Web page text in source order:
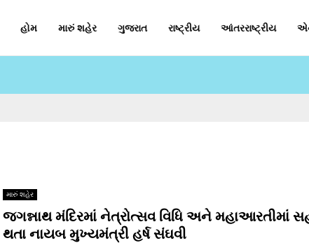
હોમ મારું શહેર ગુજરાત રાષ્ટ્રીય આંતરરાષ્ટ્રીય
મારું શહેર
જગન્નાથ મંદિરમાં નેત્રોત્સવ વિધિ અને મહાઆરતીમાં
થતા નાયબ મુખ્યમંત્રી હર્ષ સંઘવી